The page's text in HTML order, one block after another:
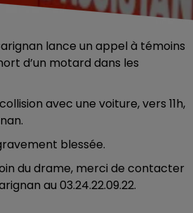
lance un appel à témoins
d’un motard dans les
avec une voiture, vers 11h,
blessée.
du drame, merci de contacter
au 03.24.22.09.22.